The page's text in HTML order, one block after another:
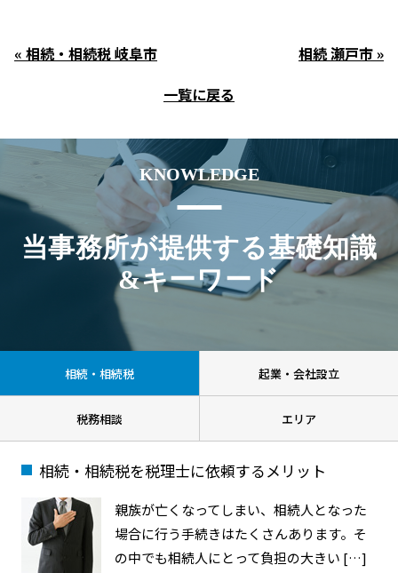
« 相続・相続税 岐阜市
相続 瀬戸市 »
一覧に戻る
KNOWLEDGE
当事務所が提供する基礎知識
&キーワード
相続・相続税 起業・会社設立
税務相談 エリア
相続・相続税を税理士に依頼するメリット
親族が亡くなってしまい、相続人となった
場合に行う手続きはたくさんあります。そ
の中でも相続人にとって負担の大きい […]